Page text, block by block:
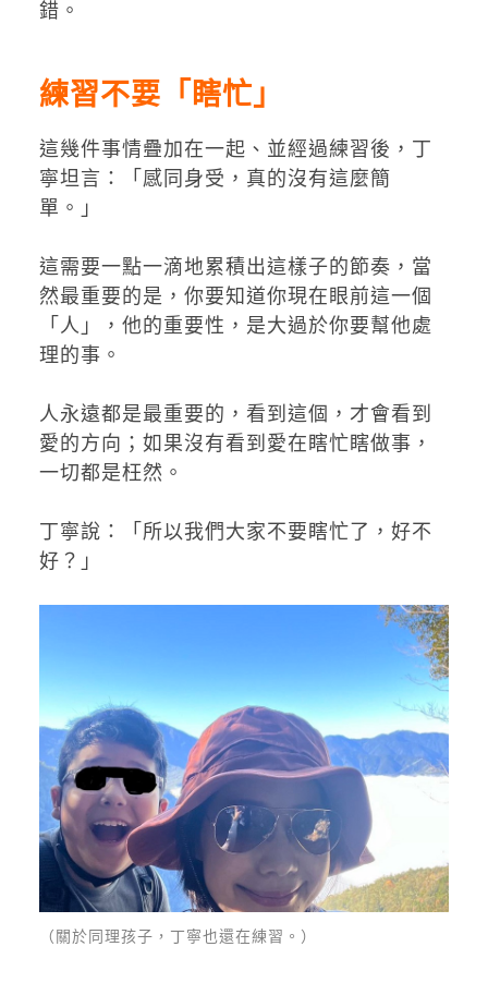
錯。
練習不要「瞎忙」
這幾件事情疊加在一起、並經過練習後，丁
寧坦言：「感同身受，真的沒有這麼簡
單。」
這需要一點一滴地累積出這樣子的節奏，當
然最重要的是，你要知道你現在眼前這一個
「人」，他的重要性，是大過於你要幫他處
理的事。
人永遠都是最重要的，看到這個，才會看到
愛的方向；如果沒有看到愛在瞎忙瞎做事，
一切都是枉然。
丁寧說：「所以我們大家不要瞎忙了，好不
好？」
（關於同理孩子，丁寧也還在練習。）